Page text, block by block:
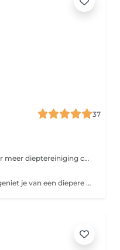
37
Traditionele behandeling met onder meer dieptereiniging can de hoofdhuid, hoofdmassage, korte gezichtsmassage. Incl losdrogen van de haren. Brushing apart bij te boeken..
Naast de traditionele behandeling geniet je van een diepere massagetechniek met drukpunten en een guasha gezichtsmassage.